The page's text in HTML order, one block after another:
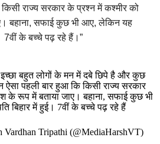
राज्य सरकार के प्रश्न में कश्मीर को
बहाना, सफाई कुछ भी आए, लेकिन यह
7वीं के बच्चे पढ़ रहे हैं।”
बहुत लोगों के मन में दबे छिपे है और कुछ
पहली बार हुआ कि किसी राज्य सरकार
के रूप में बताया जाए। बहाना, सफाई कुछ भी
बिहार में हुई। 7वीं के बच्चे पढ़ रहे हैं
Vardhan Tripathi (@MediaHarshVT)